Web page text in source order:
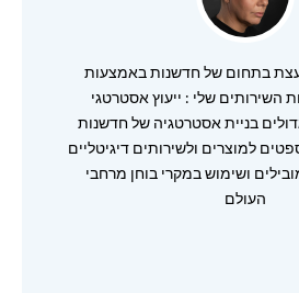
בתחום של חדשנות באמצעות
השירותים שלי : ייעוץ אסטרטגי
בניית אסטרטגיה של חדשנות
למוצרים ולשירותים דיגיטליים
ושימוש במקרי בוחן מרחבי
העולם